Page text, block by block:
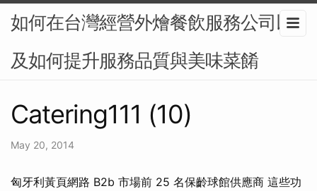
如何在台灣經營外燴餐飲服務公司以
及如何提升服務品質與美味菜餚
Catering111 (10)
May 20, 2014
匈牙利黃頁網路 B2b 市場前 25 名保齡球館供應商 這些功